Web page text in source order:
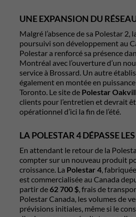
UNE EXPANSION DU
Malgré l’absence de sa Polestar 2,
poursuivi son développement au
Polestar a renforcé sa présence
Montréal avec l’ouverture d’un
service à Brossard. Un autre
également en montée en
Toronto. Le site de Polestar
clients pour l’entretien et devrait
opérationnel d’ici la fin de l’été.
LA POLESTAR 4 DÉPASSE
En attendant le retour de la
compter sur un nouveau produit
croissance. La Polestar 4,
est commercialisée au Canada
partir de62 700 $, frais de
Polestar Canada, les volumes de
prévisions initiales, même si le